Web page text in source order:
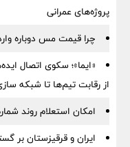
پروژه‌های عمرانی
چرا قیمت مس دوباره وارد کانال ۱۴
«ایما»؛ سکوی اتصال
از رقابت تیم‌ها تا شبکه
امکان استعلام روند
ایران و قرقیزستان بر